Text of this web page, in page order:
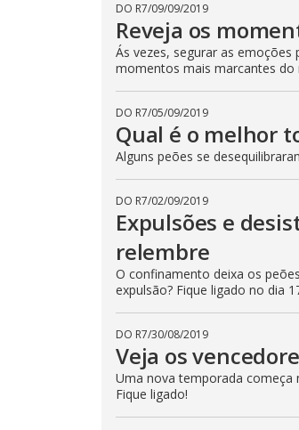
DO R7/09/09/2019
Reveja os
Ás vezes, segurar as
momentos mais marcantes do
DO R7/05/09/2019
Qual é o melhor
Alguns peões se
DO R7/02/09/2019
Expulsões e
relembre
O confinamento deixa os
expulsão? Fique ligado no dia
DO R7/30/08/2019
Veja os
Uma nova temporada
Fique ligado!